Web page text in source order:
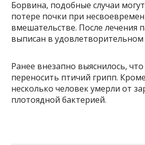
Борвина, подобные случаи
потере почки при
вмешательстве. После лечения
выписан в удовлетворительном
Ранее внезапно выяснилось,
переносить птичий грипп.
несколько человек умерли от
плотоядной бактерией.